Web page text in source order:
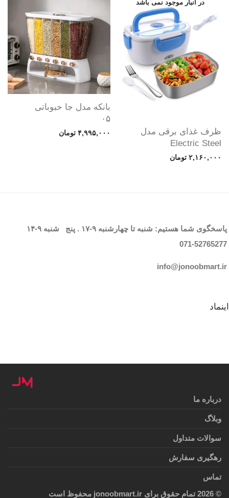
ظرف غذای برقی مدل
Electric Steel
۲,۱۶۰,۰۰۰ تومان
بانکه مدل جا حبوباتی
۰۵
۴,۹۹۵,۰۰۰ تومان
پاسخگوی شما هستیم: شنبه تا چهارشنبه ۹-۱۷ . پنج شنبه ۹-۱۴
071-52765277
info@jonoobmart.ir
اینماد
درباره ما
وبلاگ
سوالات متداول
رهگیری سفارش
تماس
©
2026تمام حقوق برای jonoobmart.ir محفوظ است